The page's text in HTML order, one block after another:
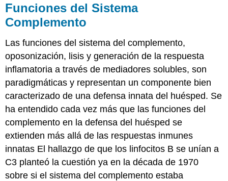
Funciones del Sistema
Complemento
Las funciones del sistema del complemento,
oposonización, lisis y generación de la respuesta
inflamatoria a través de mediadores solubles, son
paradigmáticas y representan un componente bien
caracterizado de una defensa innata del huésped. Se
ha entendido cada vez más que las funciones del
complemento en la defensa del huésped se
extienden más allá de las respuestas inmunes
innatas El hallazgo de que los linfocitos B se unían a
C3 planteó la cuestión ya en la década de 1970
sobre si el sistema del complemento estaba